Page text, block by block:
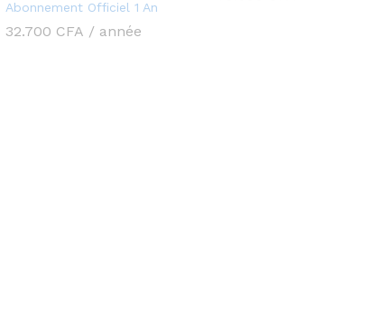
Abonnement Officiel 1 An
32.700 CFA / année